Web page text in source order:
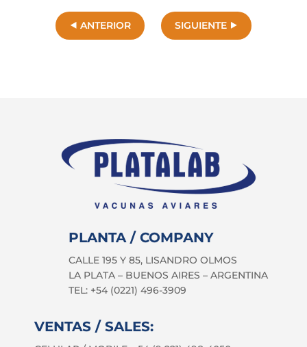
ANTERIOR SIGUIENTE
PLANTA / COMPANY
CALLE 195 Y 85, LISANDRO OLMOS
LA PLATA – BUENOS AIRES – ARGENTINA
TEL: +54 (0221) 496-3909
VENTAS / SALES: